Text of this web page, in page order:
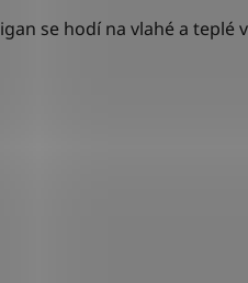
se hodí na vlahé a